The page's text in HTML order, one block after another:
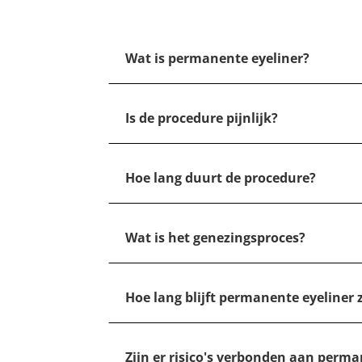
Wat is permanente eyeliner?
Is de procedure pijnlijk?
Hoe lang duurt de procedure?
Wat is het genezingsproces?
Hoe lang blijft permanente eyeliner
Zijn er risico's verbonden aan